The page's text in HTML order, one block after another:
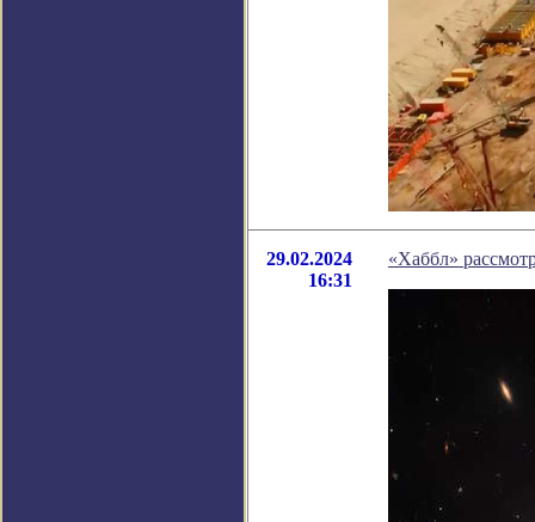
29.02.2024
16:31
«Хаббл»